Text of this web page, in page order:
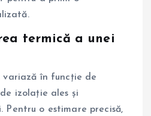
termică a unei
variază în funcție de
izolație ales și
Pentru o estimare precisă,